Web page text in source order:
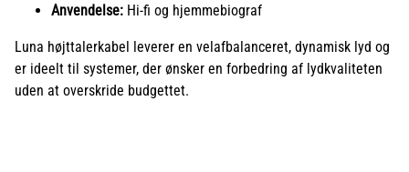
Anvendelse: Hi-fi og hjemmebiograf
Luna højttalerkabel leverer en velafbalanceret, dynamisk lyd og
er ideelt til systemer, der ønsker en forbedring af lydkvaliteten
uden at overskride budgettet.